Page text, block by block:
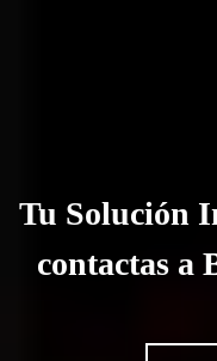
Tu Solución
contactas a